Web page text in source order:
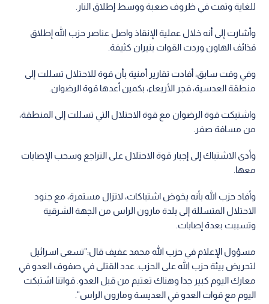
للغاية وتمت في ظروف صعبة ووسط إطلاق النار.
وأشارت إلى أنه خلال عملية الإنقاذ واصل عناصر حزب الله إطلاق
قذائف الهاون وردت القوات بنيران كثيفة.
وفي وقت سابق، أفادت تقارير أمنية بأن قوة للاحتلال تسللت إلى
منطقة العدسية، فجر الأربعاء، بكمين أعدها قوة الرضوان.
واشتبكت قوة الرضوان مع قوة الاحتلال التي تسللت إلى المنطقة،
من مسافة صفر.
وأدى الاشتباك إلى إجبار قوة الاحتلال على التراجع وسحب الإصابات
معها.
وأفاد حزب الله بأنه يخوض اشتباكات، لاتزال مستمرة، مع جنود
الاحتلال المتسللة إلى بلدة مارون الراس من الجهة الشرقية
وتسببت بعدة إصابات.
مسؤول الإعلام في حزب الله محمد عفيف قال:"تسعى اسرائيل
لتحريض بيئة حزب الله على الحزب. عدد القتلى في صفوف العدو في
معارك اليوم كبير جدا وهناك تعتيم من قبل العدو. قواتنا اشتبكت
اليوم مع قوات العدو في العديسة ومارون الراس".